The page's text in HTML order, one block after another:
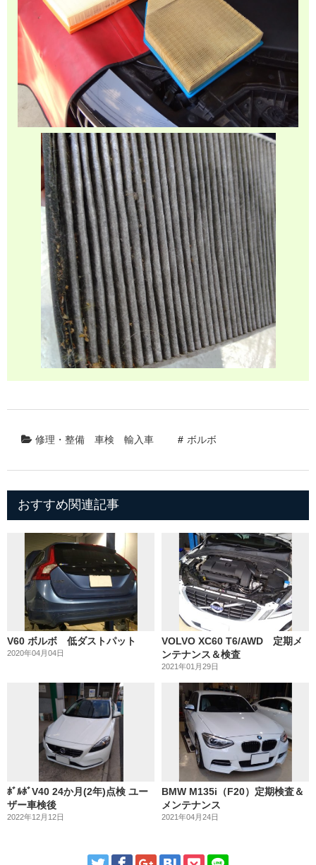
修理・整備 車検 輸入車 ボルボ
おすすめ関連記事
V60 ボルボ 低ダストパット
2020年04月04日
VOLVO XC60 T6/AWD 定期メ
ンテナンス＆検査
2021年01月29日
ﾎﾞﾙﾎﾞV40 24か月(2年)点検 ユー
ザー車検後
2022年12月12日
BMW M135i（F20）定期検査＆
メンテナンス
2021年04月24日